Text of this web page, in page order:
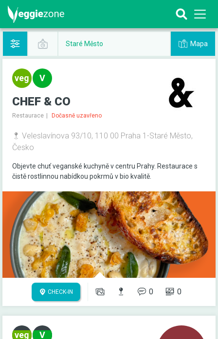
Staré Město Mapa
CHEF & CO
Restaurace Dočasně uzavřeno
Veleslavínova 93/10, 110 00 Praha 1-Staré Město,
Česko
Objevte chuť veganské kuchyně v centru Prahy. Restaurace s
čistě rostlinnou nabídkou pokrmů v bio kvalitě.
CHECK-IN 0 0